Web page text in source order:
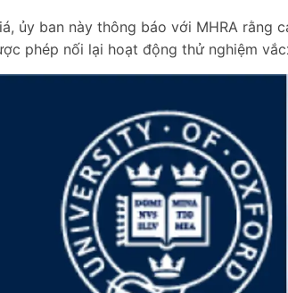
ủy ban này thông báo với MHRA rằng
phép nối lại hoạt động thử nghiệm